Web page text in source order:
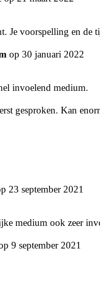
Je voorspelling en de
op 30 januari 2022
invoelend medium.
gesproken. Kan
23 september 2021
medium ook zeer
9 september 2021